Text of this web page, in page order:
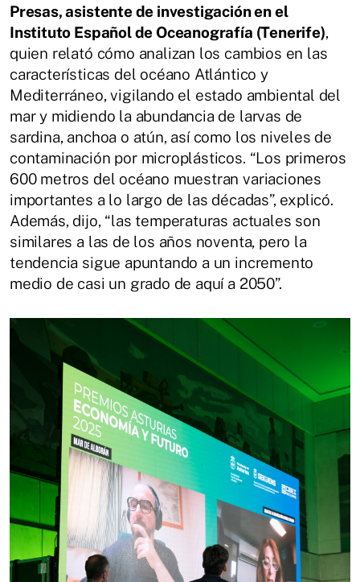
Presas, asistente de investigación en el
Instituto Español de Oceanografía (Tenerife),
quien relató cómo analizan los cambios en las
características del océano Atlántico y
Mediterráneo, vigilando el estado ambiental del
mar y midiendo la abundancia de larvas de
sardina, anchoa o atún, así como los niveles de
contaminación por microplásticos. “Los primeros
600 metros del océano muestran variaciones
importantes a lo largo de las décadas”, explicó.
Además, dijo, “las temperaturas actuales son
similares a las de los años noventa, pero la
tendencia sigue apuntando a un incremento
medio de casi un grado de aquí a 2050”.